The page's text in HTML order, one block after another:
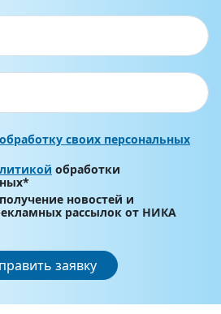
обработку своих персональных
обработки
новостей и
рассылок от НИКА
заявку